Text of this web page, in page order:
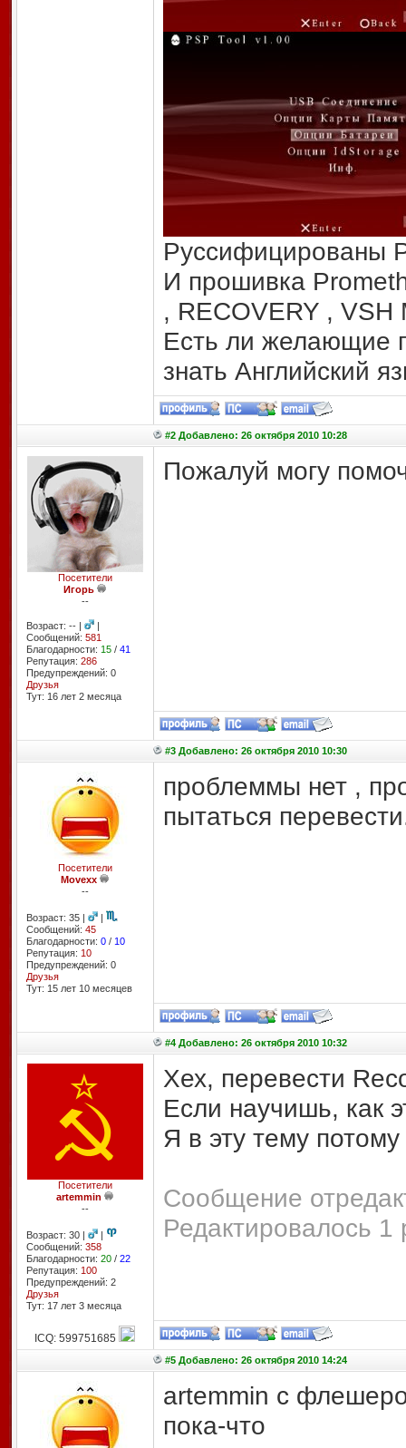
Руссифицированы
И прошивка
, RECOVERY , VSH
Есть ли желающие
знать Английский
#2 Добавлено: 26 октября 2010 10:28
Посетители
Игорь
--
Возраст: -- |
|
Сообщений: 581
Благодарности: 15/ 41
Репутация: 286
Предупреждений: 0
Друзья
Тут: 16 лет 2 месяцa
Пожалуй могу
#3 Добавлено: 26 октября 2010 10:30
Посетители
Movexx
--
Возраст: 35 |
|
Сообщений: 45
Благодарности: 0/ 10
Репутация: 10
Предупреждений: 0
Друзья
Тут: 15 лет 10 месяцев
проблеммы нет ,
пытаться
#4 Добавлено: 26 октября 2010 10:32
Посетители
artemmin
--
Возраст: 30 |
|
Сообщений: 358
Благодарности: 20/ 22
Репутация: 100
Предупреждений: 2
Друзья
Тут: 17 лет 3 месяцa
Хех, перевести
Если научишь, как
Я в эту тему
Сообщение
Редактировалось 1
ICQ: 599751685
#5 Добавлено: 26 октября 2010 14:24
artemmin с
пока-что